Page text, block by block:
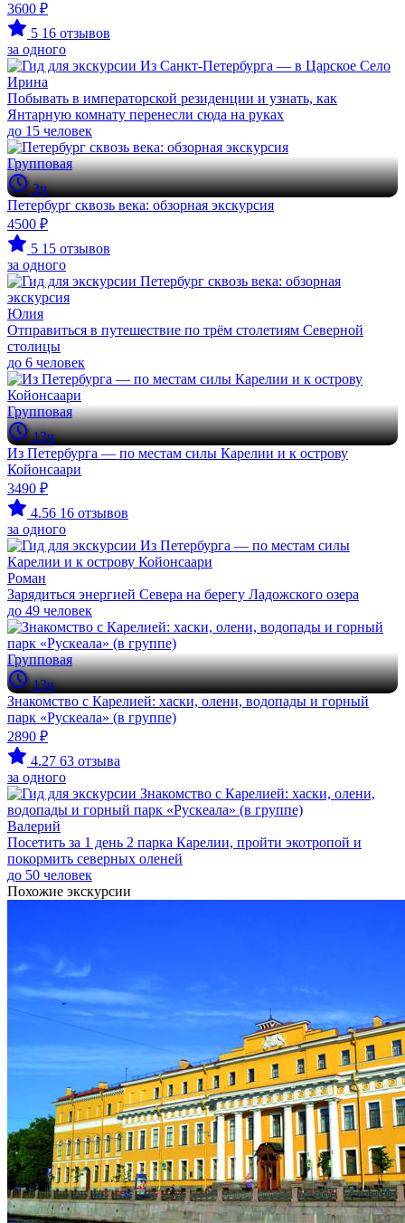
3600 ₽
5 16 отзывов
за одного
Ирина
Побывать в императорской резиденции и узнать, как
Янтарную комнату перенесли сюда на руках
до 15 человек
Групповая
3ч
Петербург сквозь века: обзорная экскурсия
4500 ₽
5 15 отзывов
за одного
Юлия
Отправиться в путешествие по трём столетиям Северной
столицы
до 6 человек
Групповая
13ч
Из Петербурга — по местам силы Карелии и к острову
Койонсаари
3490 ₽
4.56 16 отзывов
за одного
Роман
Зарядиться энергией Севера на берегу Ладожского озера
до 49 человек
Групповая
13ч
Знакомство с Карелией: хаски, олени, водопады и горный
парк «Рускеала» (в группе)
2890 ₽
4.27 63 отзыва
за одного
Валерий
Посетить за 1 день 2 парка Карелии, пройти экотропой и
покормить северных оленей
до 50 человек
Похожие экскурсии